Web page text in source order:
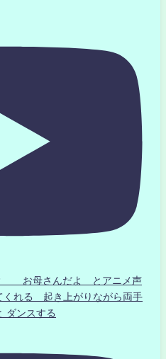
？ お母さんだよ とアニメ声
くれる 起き上がりながら両手
ダンスする